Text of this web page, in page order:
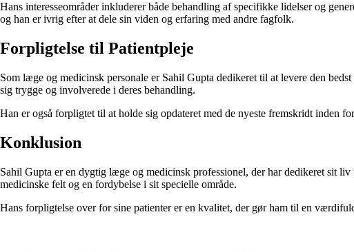
Hans interesseområder inkluderer både behandling af specifikke lidelser og
og han er ivrig efter at dele sin viden og erfaring med andre fagfolk.
Forpligtelse til Patientpleje
Som læge og medicinsk personale er Sahil Gupta dedikeret til at levere den
sig trygge og involverede i deres behandling.
Han er også forpligtet til at holde sig opdateret med de nyeste fremskridt inden
Konklusion
Sahil Gupta er en dygtig læge og medicinsk professionel, der har dedikeret sit
medicinske felt og en fordybelse i sit specielle område.
Hans forpligtelse over for sine patienter er en kvalitet, der gør ham til en